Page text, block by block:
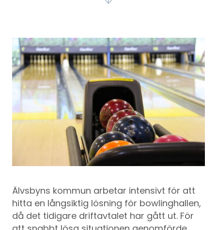
Älvsbyns kommun arbetar intensivt för att
hitta en långsiktig lösning för bowlinghallen,
då det tidigare driftavtalet har gått ut. För